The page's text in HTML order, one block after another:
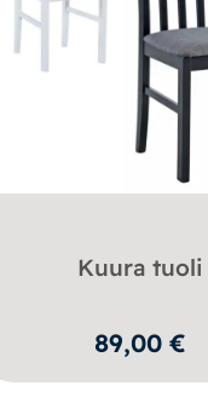
Kuura tuoli
89,00€